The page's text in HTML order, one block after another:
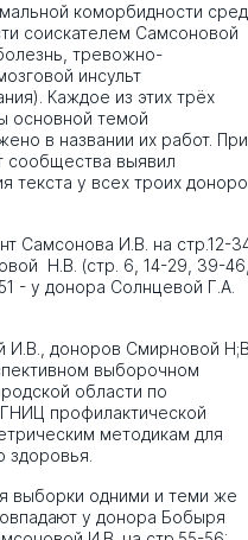
коморбидности
соискателем Самсоновой
тревожно-
инсульт
Каждое из этих трёх
основной темой
в названии их работ. При
сообщества выявил
текста у всех троих
Самсонова И.В. на стр.12-
Н.В. (стр. 6, 14-29, 39-
- у донора Солнцевой Г.А.
И.В., доноров Смирновой
выборочном
области по
профилактиче­ской
методикам для
здоровья.
выборки одними и теми же
у донора Бобыря